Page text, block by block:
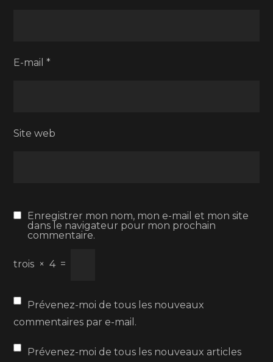
E-mail*
Site web
Enregistrer mon nom, mon e-mail et mon site
dans le navigateur pour mon prochain
commentaire.
trois × 4 =
Prévenez-moi de tous les nouveaux
commentaires par e-mail.
Prévenez-moi de tous les nouveaux articles